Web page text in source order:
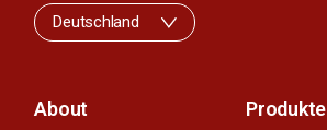
About Produkte
Deutschland